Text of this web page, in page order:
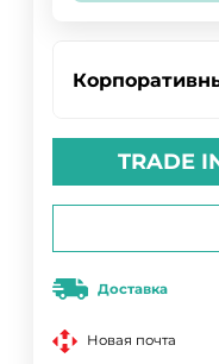
TRADE
Доставка
Новая почта